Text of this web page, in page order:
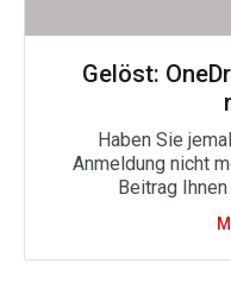
Gelöst:
Haben Sie
Anmeldung nicht
Beitrag